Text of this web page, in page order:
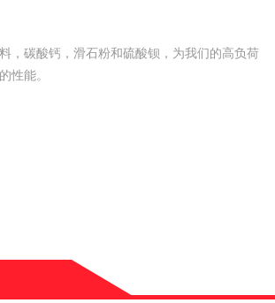
，碳酸钙，滑石粉和硫酸钡，为我们的高负荷
性能。